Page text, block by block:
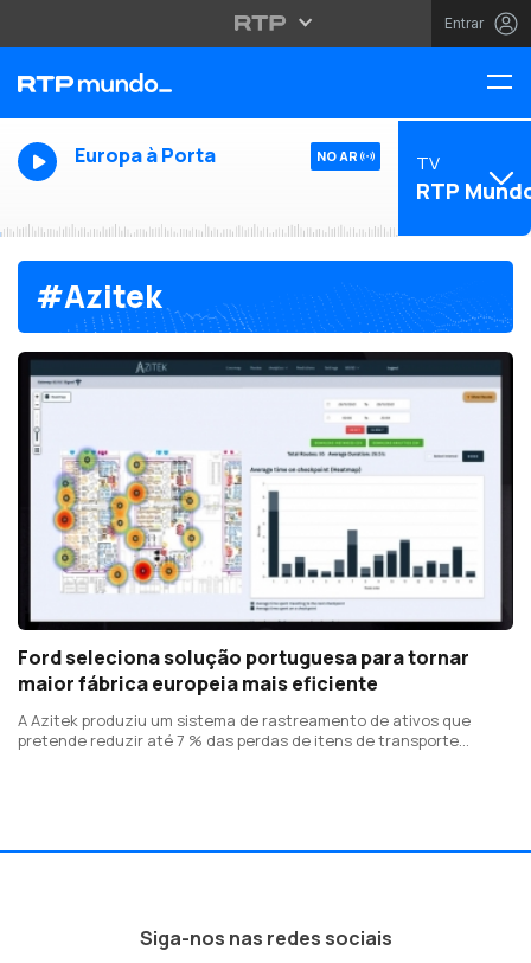
Entrar
Europa à Porta NO AR TV
RTP
#Azitek
Ford seleciona solução portuguesa para tornar
maior fábrica europeia mais eficiente
A Azitek produziu um sistema de rastreamento de ativos que
pretende reduzir até 7 % das perdas de itens de transporte
Siga-nos nas redes sociais